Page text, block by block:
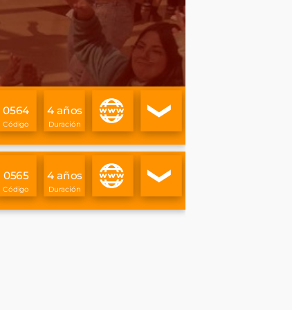
4 años
Info
0564
descripci
ón
4 años
Info
0565
descripci
ón